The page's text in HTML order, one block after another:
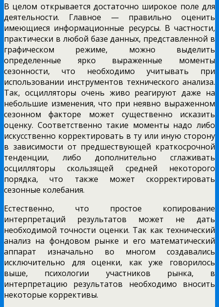
В целом открывается достаточно широкое поле для
деятельности. Главное — правильно оценить
имеющиеся информационные ресурсы. В частности,
практически в любой базе данных, представленной в
графическом режиме, можно выделить
определенные ярко выраженные моменты
сезонности, что необходимо учитывать при
использовании инструментов технического анализа.
Так, осцилляторы очень живо реагируют даже на
небольшие изменения, что при неявно выраженном
сезонном факторе может существенно исказить
оценку. Соответственно такие моменты надо либо
искусственно корректировать в ту или иную сторону
в зависимости от предшествующей краткосрочной
тенденции, либо дополнительно сглаживать
осцилляторы скользящей средней некоторого
порядка, что также может скорректировать
сезонные колебания.
Естественно, что простое копирование
интерпретаций результатов может не дать
необходимой точности оценки. Так как технический
анализ на фондовом рынке и его математический
аппарат изначально во многом создавались
исключительно для оценки, как уже говорилось
выше, психологии участников рынка, в
интерпретацию результатов необходимо вносить
некоторые коррективы.